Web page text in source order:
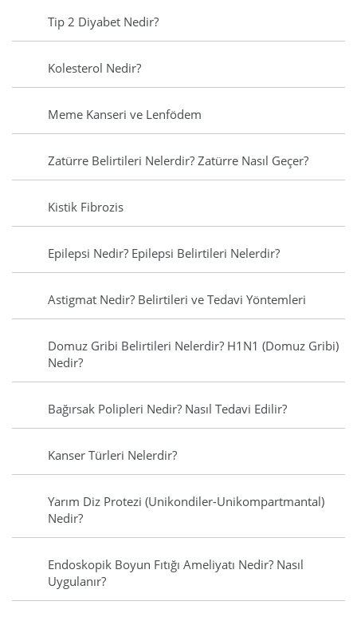
Tip 2 Diyabet Nedir?
Kolesterol Nedir?
Meme Kanseri ve Lenfödem
Zatürre Belirtileri Nelerdir? Zatürre Nasıl Geçer?
Kistik Fibrozis
Epilepsi Nedir? Epilepsi Belirtileri Nelerdir?
Astigmat Nedir? Belirtileri ve Tedavi Yöntemleri
Domuz Gribi Belirtileri Nelerdir? H1N1 (Domuz Gribi)
Nedir?
Bağırsak Polipleri Nedir? Nasıl Tedavi Edilir?
Kanser Türleri Nelerdir?
Yarım Diz Protezi (Unikondiler-Unikompartmantal)
Nedir?
Endoskopik Boyun Fıtığı Ameliyatı Nedir? Nasıl
Uygulanır?